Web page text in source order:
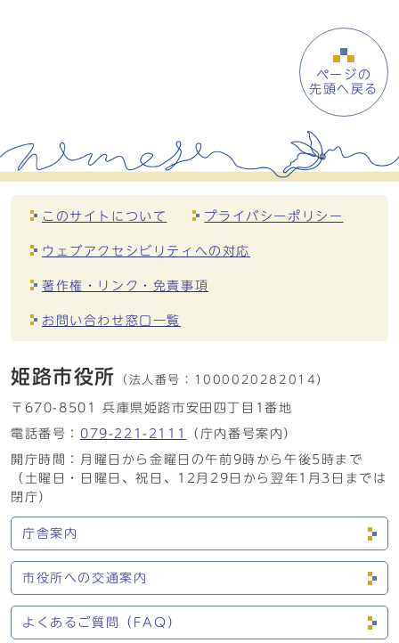
ページの
先頭へ戻る
このサイトについて プライバシーポリシー
ウェブアクセシビリティへの対応
著作権・リンク・免責事項
お問い合わせ窓口一覧
姫路市役所 （法人番号： 1000020282014）
〒670-8501 兵庫県姫路市安田四丁目1番地
電話番号： 079-221-2111
（庁内番号案内）
開庁時間：月曜日から金曜日の午前9時から午後5時まで
（土曜日・日曜日、祝日、12月29日から翌年1月3日までは
閉庁）
庁舎案内
市役所への交通案内
よくあるご質問（FAQ）